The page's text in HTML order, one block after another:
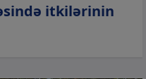
itkilərinin